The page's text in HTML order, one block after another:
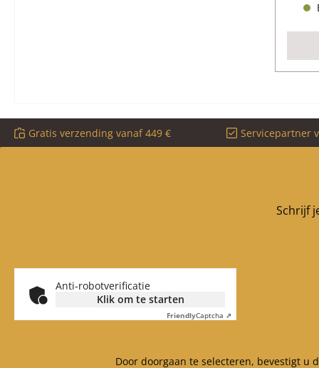
Gratis verzending vanaf 449 € Servicepartner
Schrijf
Anti-robotverificatie
Klik om te starten
FriendlyCaptcha ⇗
Door doorgaan te selecteren, bevestigt u